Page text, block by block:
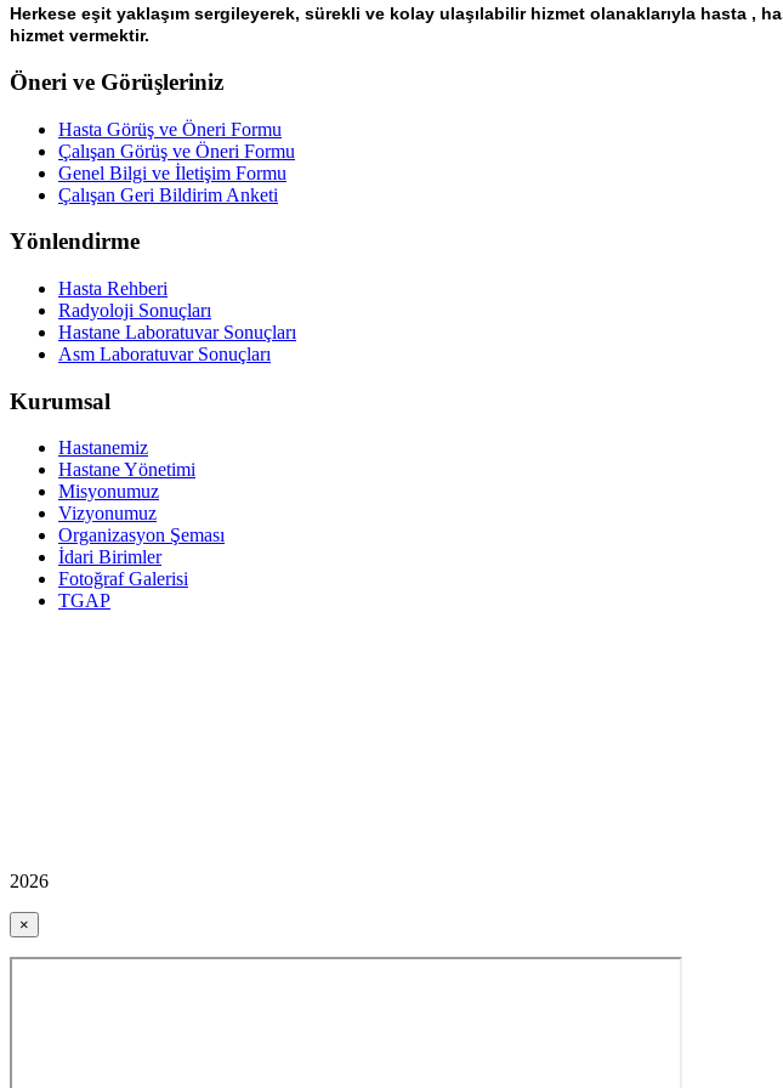
Herkese eşit yaklaşım sergileyerek, sürekli ve kolay ulaşılabilir hizmet olanaklarıyla hasta ,
hizmet vermektir.
Öneri ve Görüşleriniz
Hasta Görüş ve Öneri Formu
Çalışan Görüş ve Öneri Formu
Genel Bilgi ve İletişim Formu
Çalışan Geri Bildirim Anketi
Yönlendirme
Hasta Rehberi
Radyoloji Sonuçları
Hastane Laboratuvar Sonuçları
Asm Laboratuvar Sonuçları
Kurumsal
Hastanemiz
Hastane Yönetimi
Misyonumuz
Vizyonumuz
Organizasyon Şeması
İdari Birimler
Fotoğraf Galerisi
TGAP
2026
×